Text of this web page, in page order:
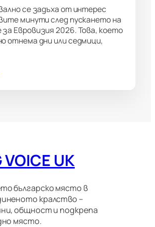
се задъха от интерес
минути след пускането на
Евровизия 2026. Това, което
отнема дни или седмици,
VOICE UK
българско място в
кралство –
общност и подкрепа
място.